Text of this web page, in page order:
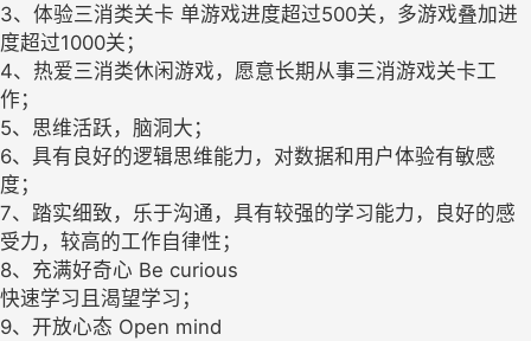
3、体验三消类关卡 单游戏进度超过500关，多游戏叠加进
度超过1000关；
4、热爱三消类休闲游戏，愿意长期从事三消游戏关卡工
作；
5、思维活跃，脑洞大；
6、具有良好的逻辑思维能力，对数据和用户体验有敏感
度；
7、踏实细致，乐于沟通，具有较强的学习能力，良好的感
受力，较高的工作自律性；
8、充满好奇心 Be curious
快速学习且渴望学习；
9、开放心态 Open mind